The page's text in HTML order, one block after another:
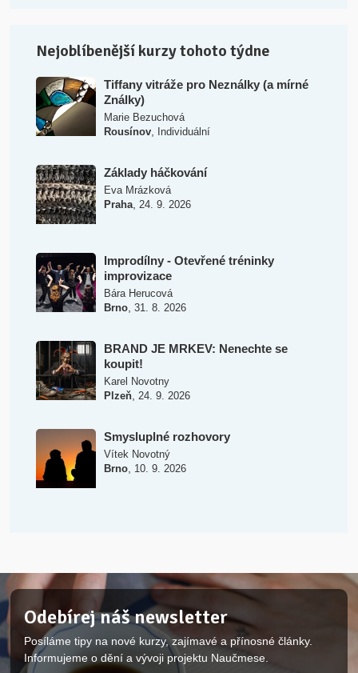
Nejoblíbenější kurzy tohoto týdne
Tiffany vitráže pro Neználky (a mírné
Ználky)
Marie Bezuchová
Rousínov, Individuální
Základy háčkování
Eva Mrázková
Praha, 24. 9. 2026
Improdílny - Otevřené tréninky
improvizace
Bára Herucová
Brno, 31. 8. 2026
BRAND JE MRKEV: Nenechte se
koupit!
Karel Novotny
Plzeň, 24. 9. 2026
Smysluplné rozhovory
Vítek Novotný
Brno, 10. 9. 2026
Odebírej náš newsletter
Posíláme tipy na nové kurzy, zajímavé a přínosné články.
Informujeme o dění a vývoji projektu Naučmese.